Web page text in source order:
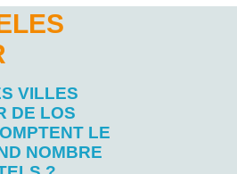
VILLES
DE LOS
LE
NOMBRE